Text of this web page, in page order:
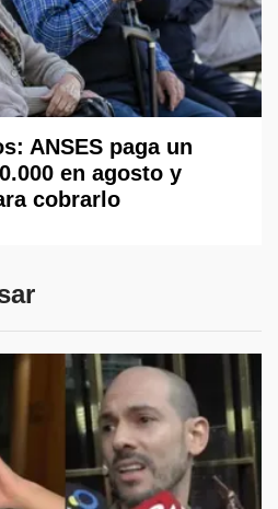
ANSES paga un
en agosto y
cobrarlo